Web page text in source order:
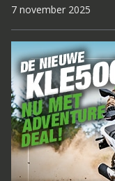
7 november 2025